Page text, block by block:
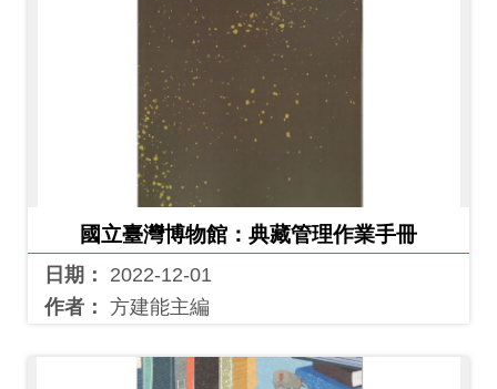
國立臺灣博物館：典藏管理作業手冊
日期：
2022-12-01
作者： 方建能主編